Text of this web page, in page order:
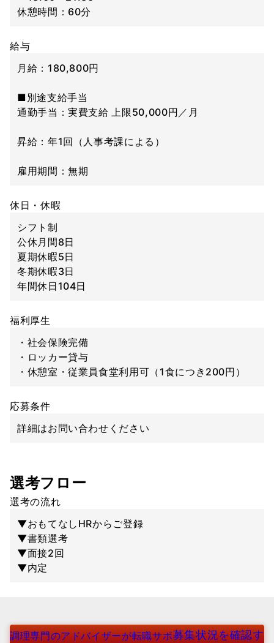
休憩時間：60分
給与
月給：180,800円
■別途支給手当
通勤手当：実費支給 上限50,000円／月
昇給：年1回（人事考課による）
雇用期間：無期
休日・休暇
シフト制
公休月間8日
夏期休暇5日
冬期休暇3日
年間休日104日
福利厚生
・社会保険完備
・ロッカー貸与
・休憩室・従業員食堂利用可（1食につき200円）
応募条件
詳細はお問い合わせください
選考フロー
選考の流れ
▼おもてなしHRからご登録
▼書類選考
▼面接2回
▼内定
調理専門のアドバイザーが転職サポ募集状況を確認す